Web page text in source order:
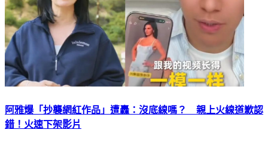
阿雅爆「抄襲網紅作品」遭轟：沒底線嗎？ 親上火線道歉認
錯！火速下架影片